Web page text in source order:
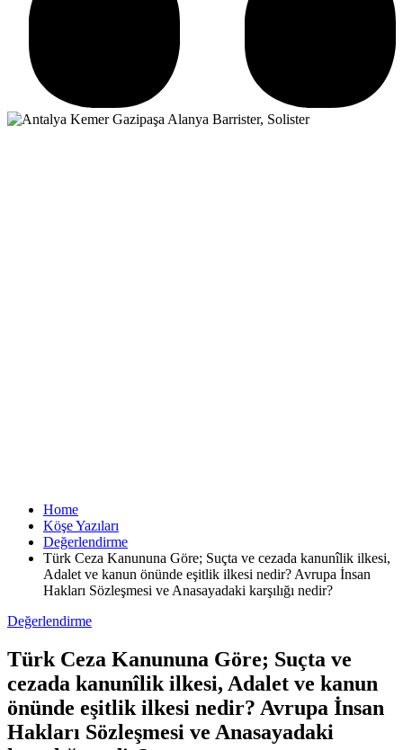
Home
Köşe Yazıları
Değerlendirme
Türk Ceza Kanununa Göre; Suçta ve cezada kanunîlik ilkesi,
Adalet ve kanun önünde eşitlik ilkesi nedir? Avrupa İnsan
Hakları Sözleşmesi ve Anasayadaki karşılığı nedir?
Değerlendirme
Türk Ceza Kanununa Göre; Suçta ve
cezada kanunîlik ilkesi, Adalet ve kanun
önünde eşitlik ilkesi nedir? Avrupa İnsan
Hakları Sözleşmesi ve Anasayadaki